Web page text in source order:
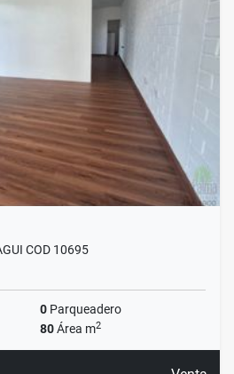
COD 10695
0 Parqueadero
80Área m2